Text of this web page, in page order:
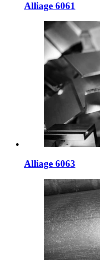
Alliage 6061
Alliage 6063